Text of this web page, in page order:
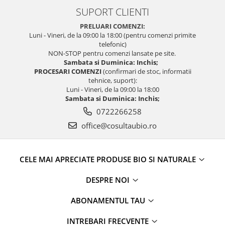
SUPORT CLIENTI
PRELUARI COMENZI:
Luni - Vineri, de la 09:00 la 18:00 (pentru comenzi primite
telefonic)
NON-STOP pentru comenzi lansate pe site.
Sambata si Duminica: Inchis;
PROCESARI COMENZI(confirmari de stoc, informatii
tehnice, suport):
Luni - Vineri, de la 09:00 la 18:00
Sambata si Duminica: Inchis;
0722266258
office@cosultaubio.ro
CELE MAI APRECIATE PRODUSE BIO SI NATURALE
DESPRE NOI
ABONAMENTUL TAU
INTREBARI FRECVENTE